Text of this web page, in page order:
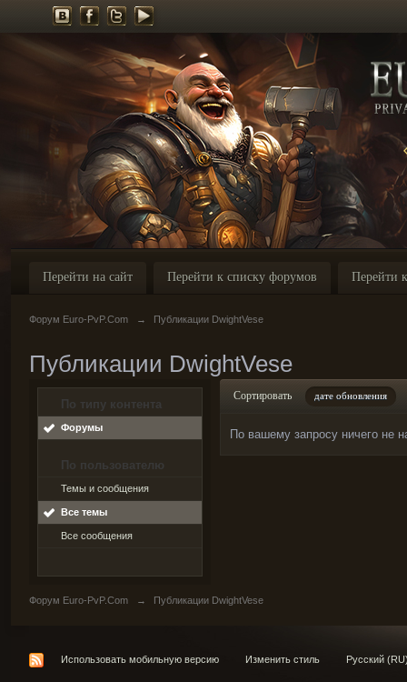
Перейти на сайт Перейти к списку форумов Перейти
Форум Euro-PvP.Com → Публикации DwightVese
Публикации DwightVese
По типу контента
Форумы
По пользователю
Темы и сообщения
Все темы
Все сообщения
Сортировать дате обновления
По вашему запросу ничего не
Форум Euro-PvP.Com → Публикации DwightVese
Использовать мобильную версию Изменить стиль Русский